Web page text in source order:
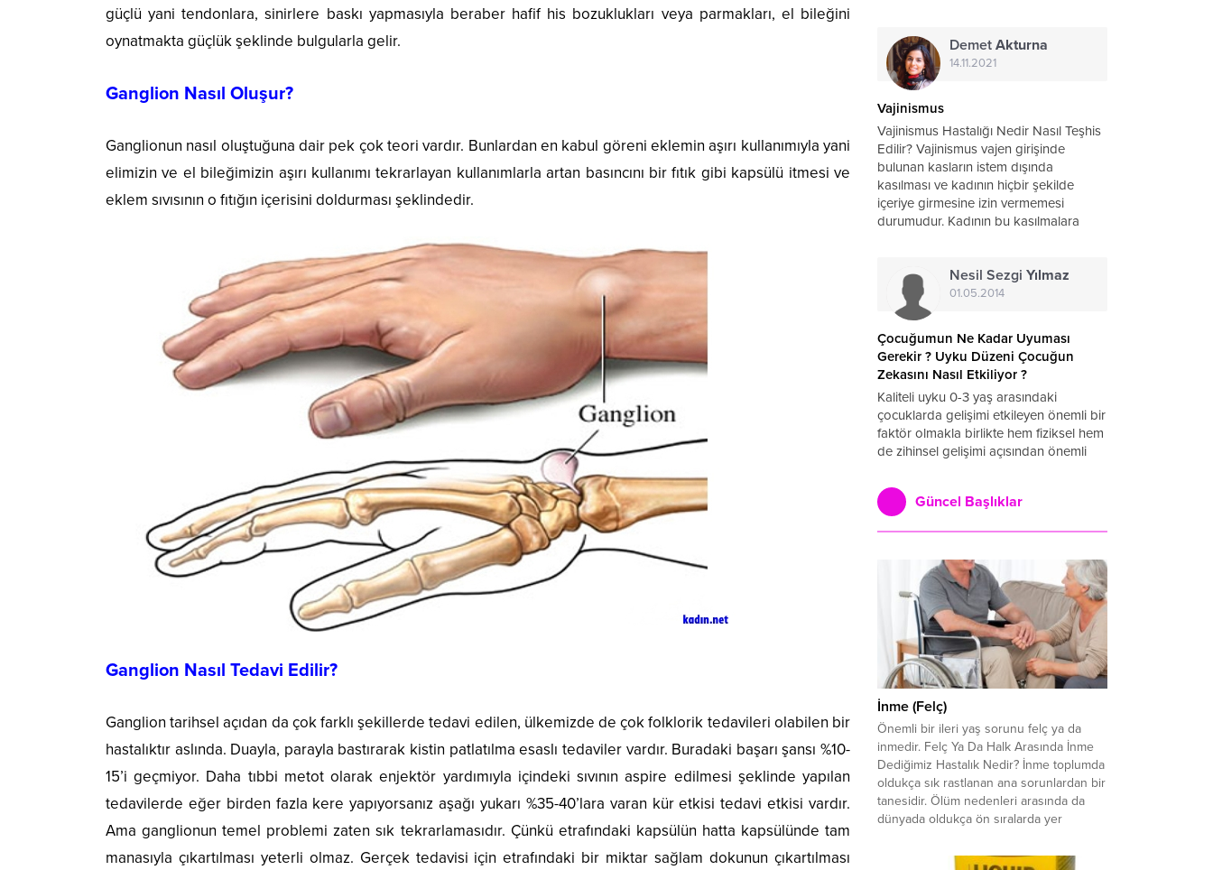
güçlü yani tendonlara, sinirlere baskı yapmasıyla beraber hafif his bozuklukları veya parmakları, el bileğini
oynatmakta güçlük şeklinde bulgularla gelir.
Ganglion Nasıl Oluşur?
Ganglionun nasıl oluştuğuna dair pek çok teori vardır. Bunlardan en kabul göreni eklemin aşırı kullanımıyla yani
elimizin ve el bileğimizin aşırı kullanımı tekrarlayan kullanımlarla artan basıncını bir fıtık gibi kapsülü itmesi ve
eklem sıvısının o fıtığın içerisini doldurması şeklindedir.
Ganglion Nasıl Tedavi Edilir?
Ganglion tarihsel açıdan da çok farklı şekillerde tedavi edilen, ülkemizde de çok folklorik tedavileri olabilen bir
hastalıktır aslında. Duayla, parayla bastırarak kistin patlatılma esaslı tedaviler vardır. Buradaki başarı şansı %10-
15’i geçmiyor. Daha tıbbi metot olarak enjektör yardımıyla içindeki sıvının aspire edilmesi şeklinde yapılan
tedavilerde eğer birden fazla kere yapıyorsanız aşağı yukarı %35-40’lara varan kür etkisi tedavi etkisi vardır.
Ama ganglionun temel problemi zaten sık tekrarlamasıdır. Çünkü etrafındaki kapsülün hatta kapsülünde tam
manasıyla çıkartılması yeterli olmaz. Gerçek tedavisi için etrafındaki bir miktar sağlam dokunun çıkartılması
düğünler için davetiye seçenekleri çiçek
demetleriyle süslenmiş modeller öne
çıkanlar...
Demet Akturna
14.11.2021
Vajinismus
Vajinismus Hastalığı Nedir Nasıl Teşhis
Edilir? Vajinismus vajen girişinde
bulunan kasların istem dışında
kasılması ve kadının hiçbir şekilde
içeriye girmesine izin vermemesi
durumudur. Kadının bu kasılmalara
jinekolog yerine bir psikoloğa gitmesi...
Nesil Sezgi Yılmaz
01.05.2014
Çocuğumun Ne Kadar Uyuması
Gerekir ? Uyku Düzeni Çocuğun
Zekasını Nasıl Etkiliyor ?
Kaliteli uyku 0-3 yaş arasındaki
çocuklarda gelişimi etkileyen önemli bir
faktör olmakla birlikte hem fiziksel hem
de zihinsel gelişimi açısından önemli
fiziksel büyümeyi etkileyen hormon en
çok uyku esnasında salgılanmaktadır.
Güncel Başlıklar
İnme (Felç)
Önemli bir ileri yaş sorunu felç ya da
inmedir. Felç Ya Da Halk Arasında İnme
Dediğimiz Hastalık Nedir? İnme toplumda
oldukça sık rastlanan ana sorunlardan bir
tanesidir. Ölüm nedenleri arasında da
dünyada oldukça ön sıralarda yer
beslenme sorunundan bahsetmekteyiz.